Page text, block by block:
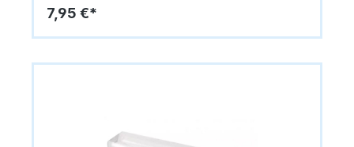
feierliche Note auf den Tisch.Farbe: WeißDekor:
Silberne Davidstern-BorteInhalt: 2 StückGröße: ca.
25,5 cmPerfekt als stilvolles Accessoire oder
7,95 €*